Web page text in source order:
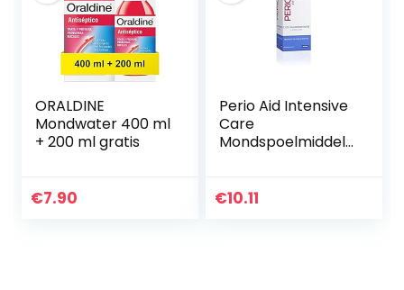
ORALDINE
Mondwater 400 ml
+ 200 ml gratis
€7.90
Perio Aid Intensive
Care
Mondspoelmiddel
€10.11